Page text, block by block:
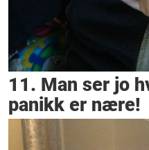
11. Man ser jo
panikk er nære!